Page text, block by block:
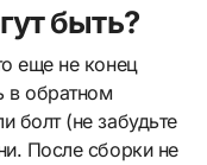
быть?
еще не конец
в обратном
болт (не забудьте
После сборки не